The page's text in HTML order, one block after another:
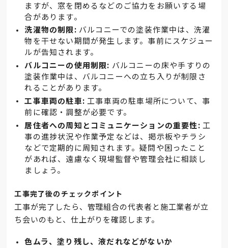
ますが、窓を閉めるなどのご協力をお願いする場
合があります。
洗濯物の制限: バルコニーでの塗装作業中は、洗濯
物を干せない期間が発生します。事前にスケジュー
ルが告知されます。
バルコニーの使用制限: バルコニーの床や手すりの
塗装作業中は、バルコニーへの立ち入りが制限さ
れることがあります。
工事車両の駐車: 工事車両の駐車場所について、事
前に確認・調整が必要です。
居住者への周知とコミュニケーションの重要性: 工
事の進捗状況や作業予定などは、掲示板やチラシ
などで定期的に周知されます。疑問や困ったこと
があれば、遠慮なく現場監督や管理会社に相談し
ましょう。
工事完了後のチェックポイント
工事が完了したら、管理組合の代表者と施工業者が立
ち会いのもと、仕上がりを確認します。
色ムラ、塗り残し、液だれなどがないか